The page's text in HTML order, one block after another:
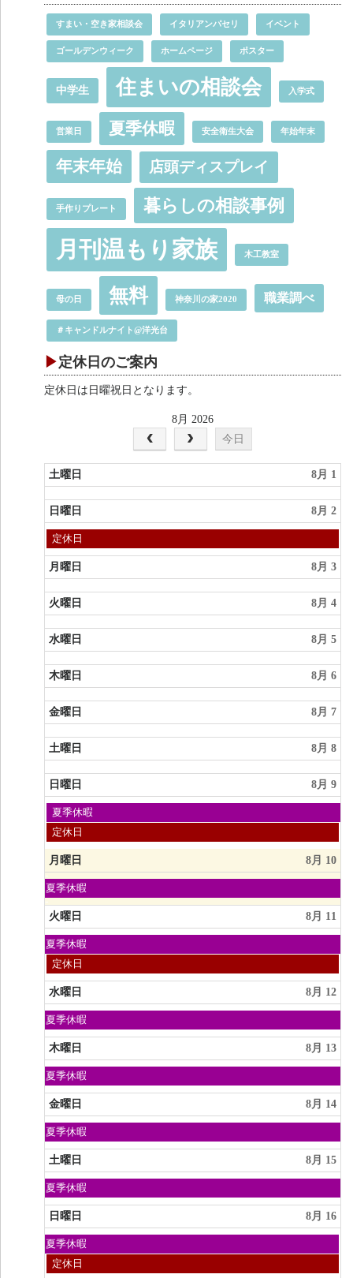
すまい・空き家相談会 イタリアンパセリ イベント
ゴールデンウィーク ホームページ ポスター
中学生 住まいの相談会 入学式
営業日 夏季休暇 安全衛生大会 年始年末
年末年始 店頭ディスプレイ
手作りプレート 暮らしの相談事例
月刊温もり家族 木工教室
母の日 無料 神奈川の家2020 職業調べ
＃キャンドルナイト@洋光台
定休日のご案内
定休日は日曜祝日となります。
8月 2026
今日
土曜日 8月 1
日曜日 8月 2
日
曜
日,
8
2nd
2026
定休日
月曜日 8月 3
火曜日 8月 4
水曜日 8月 5
木曜日 8月 6
金曜日 8月 7
土曜日 8月 8
日曜日 8月 9
日
曜
日,
8
月
9th
2026
夏季休暇
日
曜
日,
8
月
9th
2026
定休日
月曜日 8月 10
日
曜
日,
8
月
9th
2026
夏季休暇
火曜日 8月 11
日
曜
日,
8
月
9th
2026
夏季休暇
火
曜
日,
8
月
11th
2026
定休日
水曜日 8月 12
日
曜
日,
8
月
9th
2026
夏季休暇
木曜日 8月 13
日
曜
日,
8
月
9th
2026
夏季休暇
金曜日 8月 14
日
曜
日,
8
月
9th
2026
夏季休暇
土曜日 8月 15
日
曜
日,
8
月
9th
2026
夏季休暇
日曜日 8月 16
日
曜
日,
夏季休暇
日
定休日